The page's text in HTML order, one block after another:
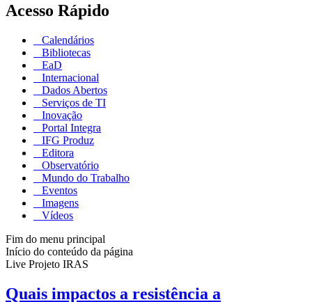
Acesso Rápido
Calendários
Bibliotecas
EaD
Internacional
Dados Abertos
Serviços de TI
Inovação
Portal Integra
IFG Produz
Editora
Observatório
Mundo do Trabalho
Eventos
Imagens
Vídeos
Fim do menu principal
Início do conteúdo da página
Live Projeto IRAS
Quais impactos a resistência a